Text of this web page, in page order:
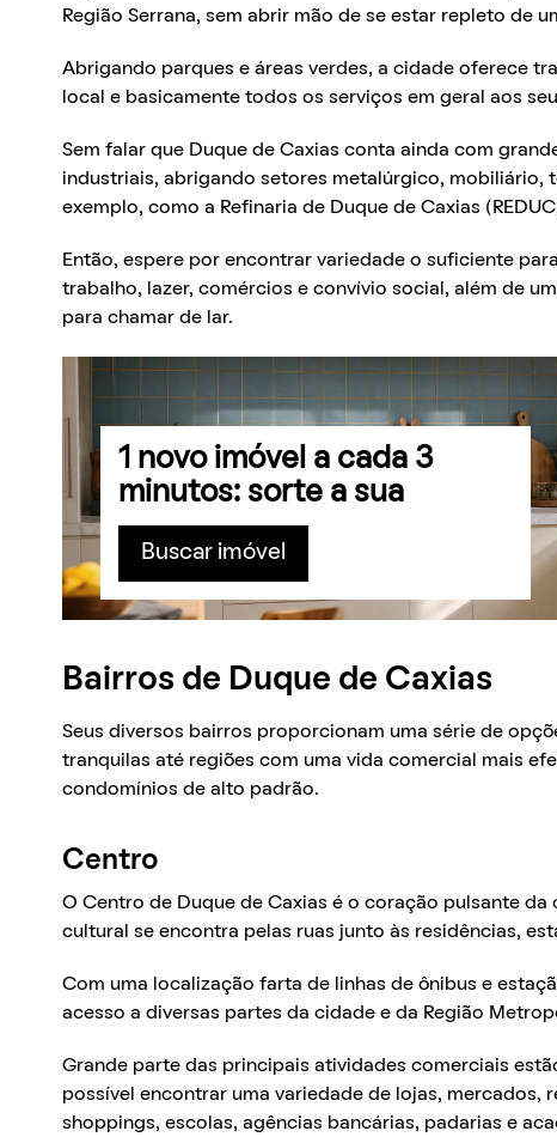
Região Serrana, sem abrir mão de se estar repleto de
Abrigando parques e áreas verdes, a cidade oferece
local e basicamente todos os serviços em geral aos
Sem falar que Duque de Caxias conta ainda com
industriais, abrigando setores metalúrgico, mobiliário,
exemplo, como a Refinaria de Duque de Caxias
Então, espere por encontrar variedade o suficiente
trabalho, lazer, comércios e convívio social, além de
para chamar de lar.
1 novo imóvel a cada 3
minutos: sorte a sua
Buscar imóvel
Bairros de Duque de Caxias
Seus diversos bairros proporcionam uma série de
tranquilas até regiões com uma vida comercial mais
condomínios de alto padrão.
Centro
O Centro de Duque de Caxias é o coração pulsante
cultural se encontra pelas ruas junto às residências,
Com uma localização farta de linhas de ônibus e
acesso a diversas partes da cidade e da Região
Grande parte das principais atividades comerciais
possível encontrar uma variedade de lojas, mercados,
shoppings, escolas, agências bancárias, padarias e